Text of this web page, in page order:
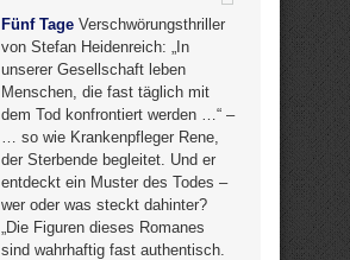
Fünf Tage Verschwörungsthriller
von Stefan Heidenreich: „In
unserer Gesellschaft leben
Menschen, die fast täglich mit
dem Tod konfrontiert werden …“ –
… so wie Krankenpfleger Rene,
der Sterbende begleitet. Und er
entdeckt ein Muster des Todes –
wer oder was steckt dahinter?
„Die Figuren dieses Romanes
sind wahrhaftig fast authentisch.